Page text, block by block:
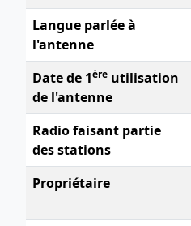
Langue parlée à
l'antenne
Date de 1ère utilisation
de l'antenne
Radio faisant partie
des stations
Propriétaire